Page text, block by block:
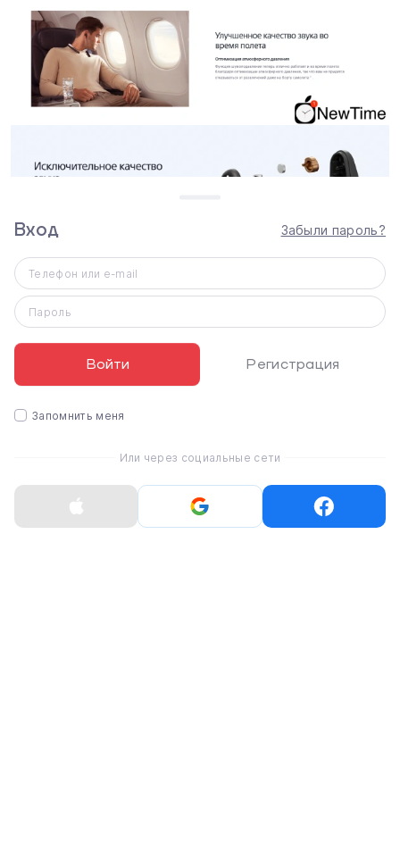
Характеристики
Sony WI-1000XM2 Black
Вход Забыли пароль?
Телефон или e-mail
Пароль
Войти Регистрация
Запомнить меня
Или через социальные сети